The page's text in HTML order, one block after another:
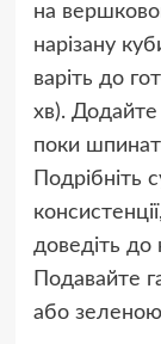
на
нарізану
варіть до
хв).
поки
Подрібніть
доведіть до
Подавайте
або